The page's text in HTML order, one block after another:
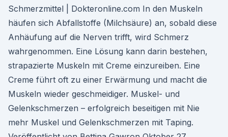
Schmerzmittel | Dokteronline.com In den Muskeln
häufen sich Abfallstoffe (Milchsäure) an, sobald diese
Anhäufung auf die Nerven trifft, wird Schmerz
wahrgenommen. Eine Lösung kann darin bestehen,
strapazierte Muskeln mit Creme einzureiben. Eine
Creme führt oft zu einer Erwärmung und macht die
Muskeln wieder geschmeidiger. Muskel- und
Gelenkschmerzen – erfolgreich beseitigen mit Nie
mehr Muskel und Gelenkschmerzen mit Taping.